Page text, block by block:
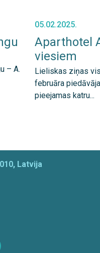
– A.
05.02.2025.
Aparthotel
viesiem
Lieliskas ziņas
februāra
pieejamas katru...
Latvija